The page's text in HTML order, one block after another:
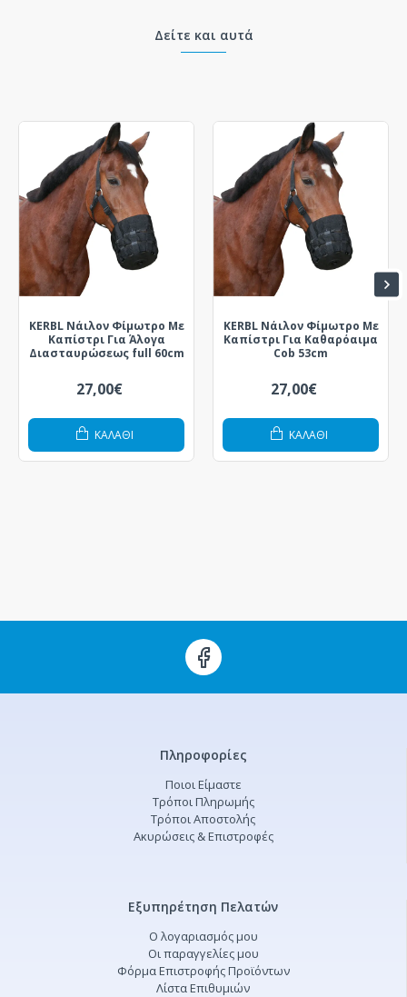
Δείτε και αυτά
KERBL Νάιλον Φίμωτρο Με
Καπίστρι Για Άλογα
Διασταυρώσεως full 60cm
27,00€
ΚΑΛΆΘΙ
KERBL Νάιλον Φίμωτρο Με
Καπίστρι Για Καθαρόαιμα
Cob 53cm
27,00€
ΚΑΛΆΘΙ
Πληροφορίες
Ποιοι Είμαστε
Τρόποι Πληρωμής
Τρόποι Αποστολής
Ακυρώσεις & Επιστροφές
Εξυπηρέτηση Πελατών
Ο λογαριασμός μου
Οι παραγγελίες μου
Φόρμα Επιστροφής Προϊόντων
Λίστα Επιθυμιών